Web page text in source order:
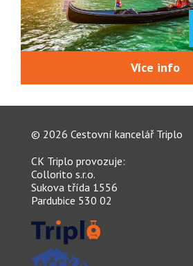
Více info
© 2026 Cestovní kancelář Triplo
CK Triplo provozuje:
Collorito s.r.o.
Sukova třída 1556
Pardubice 530 02